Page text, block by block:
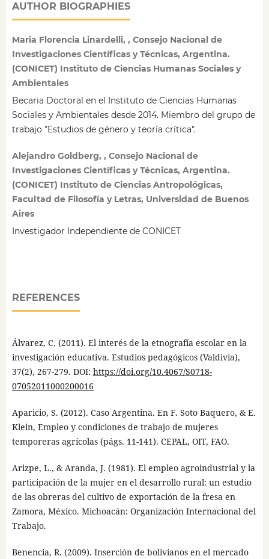
AUTHOR BIOGRAPHIES
Maria Florencia Linardelli, , Consejo Nacional de
Investigaciones Científicas y Técnicas, Argentina.
(CONICET) Instituto de Ciencias Humanas Sociales y
Ambientales
Becaria Doctoral en el Instituto de Ciencias Humanas
Sociales y Ambientales desde 2014. Miembro del grupo de
trabajo "Estudios de género y teoría crítica".
Alejandro Goldberg, , Consejo Nacional de
Investigaciones Científicas y Técnicas, Argentina.
(CONICET) Instituto de Ciencias Antropológicas,
Facultad de Filosofía y Letras, Universidad de Buenos
Aires
Investigador Independiente de CONICET
REFERENCES
Álvarez, C. (2011). El interés de la etnografía escolar en la
investigación educativa. Estudios pedagógicos (Valdivia),
37(2), 267-279. DOI: https://doi.org/10.4067/S0718-
07052011000200016
Aparicio, S. (2012). Caso Argentina. En F. Soto Baquero, & E.
Klein, Empleo y condiciones de trabajo de mujeres
temporeras agrícolas (págs. 11-141). CEPAL, OIT, FAO.
Arizpe, L., & Aranda, J. (1981). El empleo agroindustrial y la
participación de la mujer en el desarrollo rural: un estudio
de las obreras del cultivo de exportación de la fresa en
Zamora, México. Michoacán: Organización Internacional del
Trabajo.
Benencia, R. (2009). Inserción de bolivianos en el mercado